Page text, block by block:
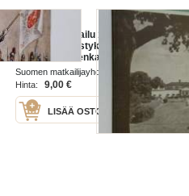
Suomen matkailu 1937 : Suomen
matkailijayhdistyksen ja Suomen-
matkojen äänenkannattaja
Suomen matkailijayhdistys 1937
Hinta:
9,00 €
LISÄÄ OSTOSKORIIN